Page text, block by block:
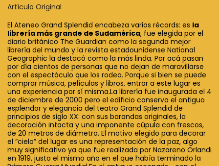
Artículo Original
El Ateneo Grand Splendid encabeza varios récords: es la
librería más grande de Sudamérica, fue elegida por el
diario británico The Guardian como la segunda mejor
librería del mundo y la revista estadounidense National
Geographic la destacó como la más linda. Por acá pasan
por día cientos de personas que no dejan de maravillarse
con el espectáculo que los rodea. Porque si bien se puede
comprar música, películas y libros, entrar a este lugar es
una experiencia por sí misma.La librería fue inaugurada el 4
de diciembre de 2000 pero el edificio conserva el antiguo
esplendor y elegancia del teatro Grand Splendid de
principios de siglo XX: con sus barandas originales, la
decoración intacta y una imponente cúpula con frescos,
de 20 metros de diámetro. El motivo elegido para decorar
el “cielo” del lugar es una representación de la paz, algo
muy significativo ya que fue realizada por Nazareno Orlandi
en 1919, justo el mismo año en el que había terminado la